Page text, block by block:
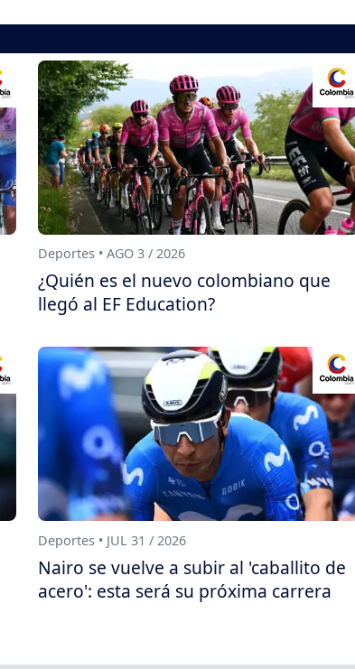
Deportes • AGO 3 / 2026
¿Quién es el nuevo colombiano que
llegó al EF Education?
Deportes • JUL 31 / 2026
Nairo se vuelve a subir al 'caballito de
acero': esta será su próxima carrera